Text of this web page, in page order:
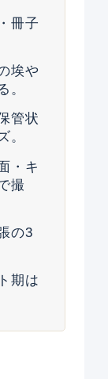
冊子
埃や
。
管状
。
・キ
撮
の3
期は